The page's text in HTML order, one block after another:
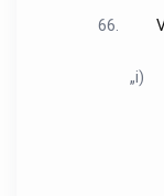
66.
„i)